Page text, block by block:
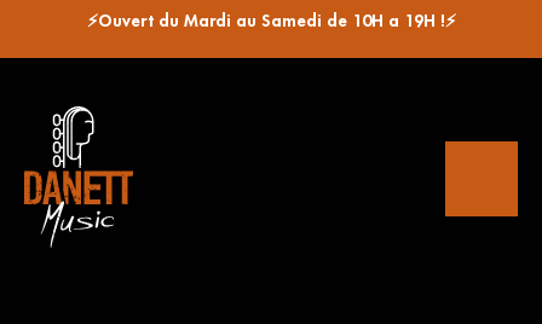
⚡Ouvert du Mardi au Samedi de 10H a 19H !⚡